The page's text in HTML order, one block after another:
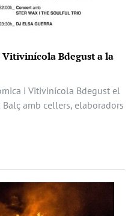
Bdegust a la
i Vitivinícola Bdegust el
amb cellers, elaboradors